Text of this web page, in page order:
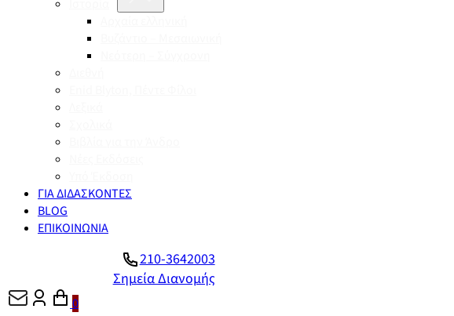
ΓΙΑ ΔΙΔΑΣΚΟΝΤΕΣ
BLOG
ΕΠΙΚΟΙΝΩΝΙΑ
210-3642003
Σημεία Διανομής
0